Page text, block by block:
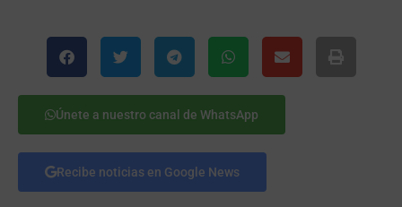
Únete a nuestro canal de WhatsApp
Recibe noticias en Google News